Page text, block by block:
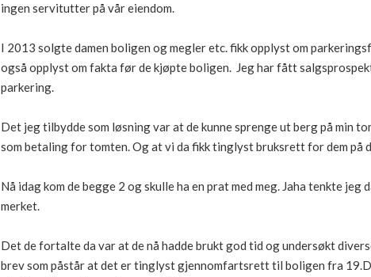
ingen servitutter på vår eiendom.
I 2013 solgte damen boligen og megler etc. fikk opplyst om
også opplyst om fakta før de kjøpte boligen. Jeg har fått
parkering.
Det jeg tilbydde som løsning var at de kunne sprenge ut berg på min
som betaling for tomten. Og at vi da fikk tinglyst bruksrett for dem på
Nå idag kom de begge 2 og skulle ha en prat med meg. Jaha tenkte
merket.
Det de fortalte da var at de nå hadde brukt god tid og undersøkt
brev som påstår at det er tinglyst gjennomfartsrett til boligen fra